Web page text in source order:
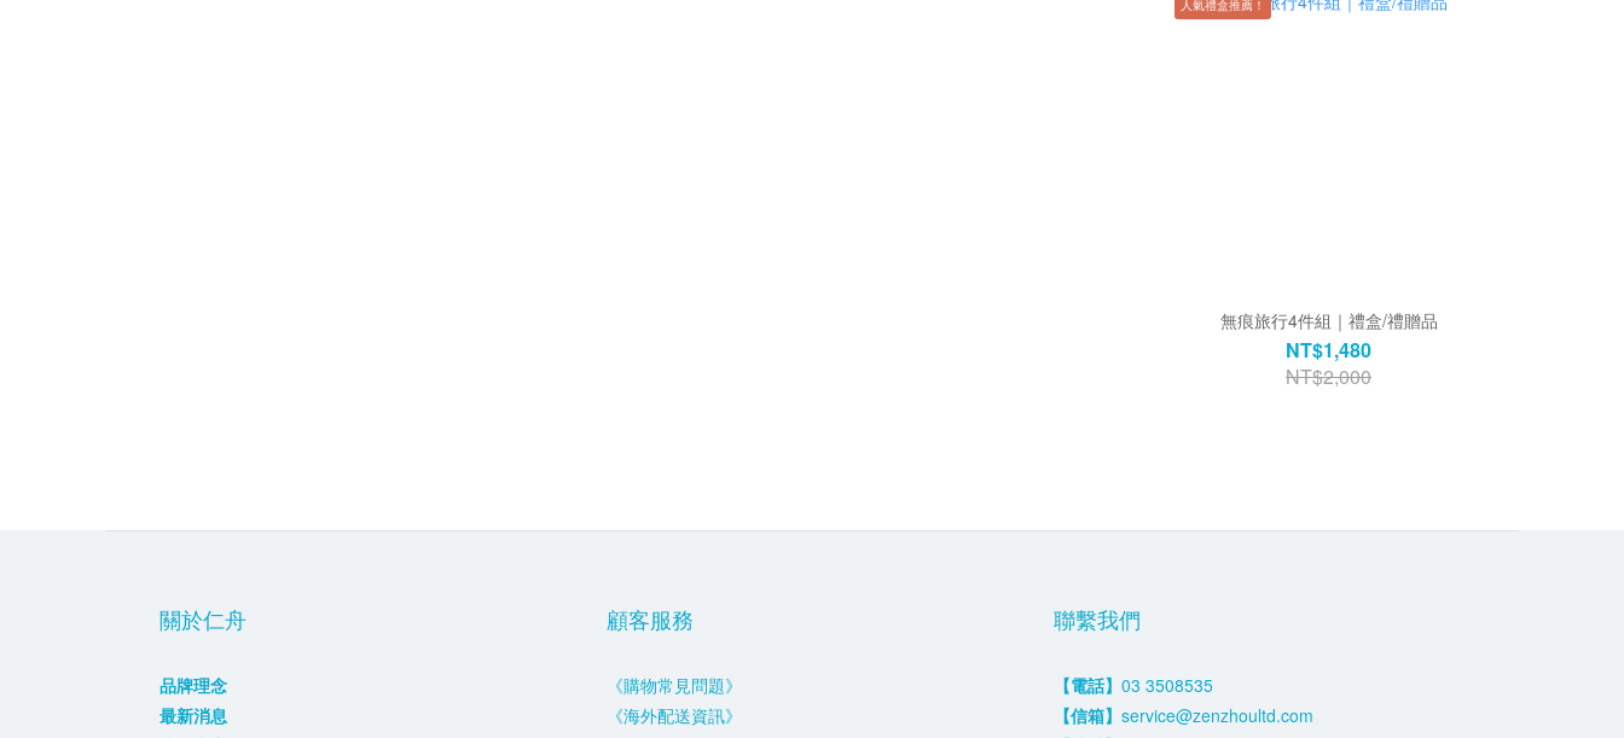
人氣禮盒推薦！
無痕旅行4件組｜禮盒/禮贈品
NT$1,480
NT$2,000
關於仁舟
品牌理念
最新消息
顧客服務
《購物常見問題》
《海外配送資訊》
聯繫我們
【電話】 03 3508535
【信箱】 service@zenzhoultd.com